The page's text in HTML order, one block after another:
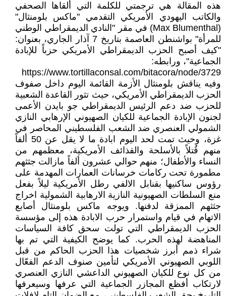
هذه المقالة هي ترجمتي للكلمة التي ألقاها الصحفي
والكاتب اليهودي الأمريكي التقدمي "ماكس بلومنثال"
(Max Blumenthal) في مقر "النادي الديمقراطي الوطني
للمرأة" بواشنطن العاصمة بتاريخ 7 آذار الجاري، بعنوان:
"كيف أصبح الحزب الديمقراطي الأمريكي حزباً للإبادة
الجماعية"، ورابطه:
https://www.tortillaconsal.com/bitacora/node/3729
وفيه يناقش بلومنثال الأزمة القائمة اليوم داخل صفوف
الحزب الديمقراطي الأمريكي، حيث تثور القاعدة الشعبية
للحزب ضد دعم الرئيس الديمقراطي جو بايدن الأعمى
لجنون الإبادة الجماعية للكيان الصهيوني الإرهابي النازي
الشمولي العنصري ضد الشعب الفلسطيني المحاصر في
غزة، وحيث تمت لحد اليوم ابادة ما لا يقل عن 50 ألفاً
منهم قُتلاً بالأسلحة والقذائف الأمريكية، معظمهم من
النساء والأطفال؛ منهم حوالي عشرون ألفاً مازالت جثثهم
مطمورة تحت ركامات خرسانات العمارات المهدمة على
رؤوس ساكنيها بقنابل الالفي رطل الأمريكية ليلاً بفعل
منع السلطات الصهيونية النازية الارهابية الشمولية اخراج
جثثهم الممزقة لدفنها. ويوجه ماكس بلومنثال أصابع
الاتهام في قيام واستمرار حرب الابادة هذه إلى مؤسسة
الحزب الديمقراطي التي تولت سحق كافة السياسات
المناهضة لهذه الحرب. كما يوضح الكيفية التي تم بها
شراء ذمم أبرز شخصيات هذا الحزب الحاكم من قبل
اللوبي الصهيوني الأمريكي لتأمين صنوف الدعم الفعّال
من كل نوع للكيان الصهيوني الداعشي النازي العنصري
لارتكاب أفظع المجازر الجماعية التي عرفها وسيعرفها